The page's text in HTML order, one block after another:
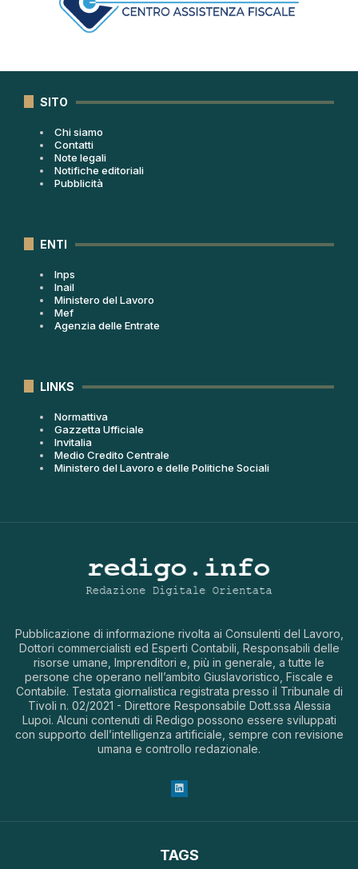
SITO
Chi siamo
Contatti
Note legali
Notifiche editoriali
Pubblicità
ENTI
Inps
Inail
Ministero del Lavoro
Mef
Agenzia delle Entrate
LINKS
Normattiva
Gazzetta Ufficiale
Invitalia
Medio Credito Centrale
Ministero del Lavoro e delle Politiche Sociali
Pubblicazione di informazione rivolta ai Consulenti del Lavoro,
Dottori commercialisti ed Esperti Contabili, Responsabili delle
risorse umane, Imprenditori e, più in generale, a tutte le
persone che operano nell’ambito Giuslavoristico, Fiscale e
Contabile. Testata giornalistica registrata presso il Tribunale di
Tivoli n. 02/2021 - Direttore Responsabile Dott.ssa Alessia
Lupoi. Alcuni contenuti di Redigo possono essere sviluppati
con supporto dell’intelligenza artificiale, sempre con revisione
umana e controllo redazionale.
TAGS